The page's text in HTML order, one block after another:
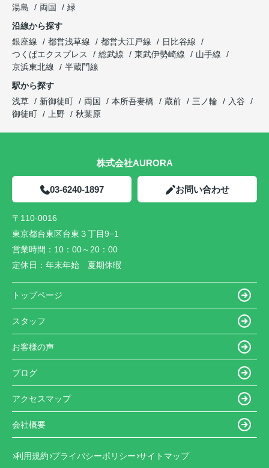
湯島
両国
緑
沿線から探す
銀座線
都営浅草線 都営大江戸線
日比谷線
つくばエクスプレス
総武線 東武伊勢崎線
山手線
京浜東北線
半蔵門線
駅から探す
浅草
新御徒町 両国 本所吾妻橋 蔵前 三ノ輪
入谷
御徒町
上野 秋葉原
株式会社AURORA
03-6240-1897 お問い合わせ
〒110-0016
東京都台東区台東３丁目9−1
営業時間： 10：00～20：00
定休日： 年末年始 夏期休暇
トップページ
スタッフ
お客様の声
ブログ
アクセスマップ
会社概要
利用規約 プライバシーポリシー サイトマップ